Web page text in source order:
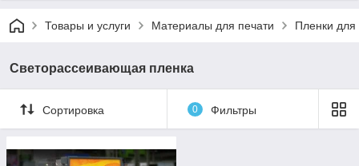
Товары и услуги Материалы для печати Пленки для
Светорассеивающая пленка
Сортировка 0 Фильтры